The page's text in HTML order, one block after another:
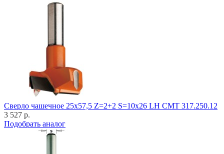
Cверло чашечное 25x57,5 Z=2+2 S=10x26 LH CMT 317.250.12
3 527 р.
Подобрать аналог